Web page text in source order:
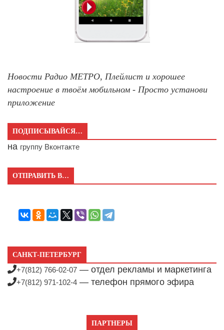
Новости Радио МЕТРО, Плейлист и хорошее
настроение в твоём мобильном - Просто установи
приложение
ПОДПИСЫВАЙСЯ…
на группу Вконтакте
ОТПРАВИТЬ В…
САНКТ-ПЕТЕРБУРГ
+7(812) 766-02-07 — отдел рекламы и маркетинга
+7(812) 971-102-4 — телефон прямого эфира
ПАРТНЕРЫ